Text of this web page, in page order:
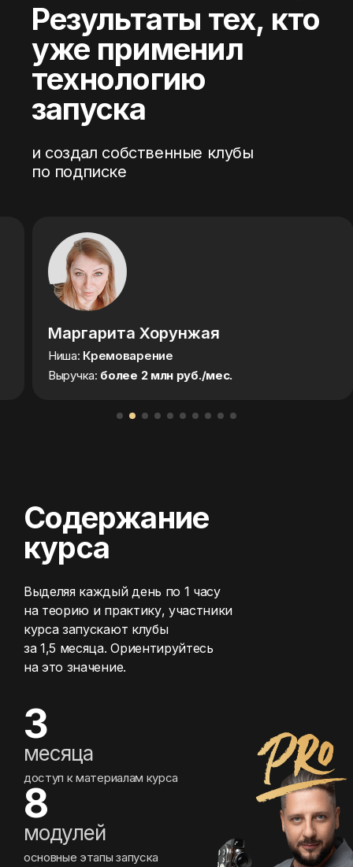
Результаты тех, кто
уже применил
технологию
запуска
и создал собственные клубы
по подписке
Хорунжая
Кремоварение
более 2 млн руб./мес.
Содержание
курса
Выделяя каждый день по 1 часу
на теорию и практику, участники
курса запускают клубы
за 1,5 месяца.Ориентируйтесь
на это значение.
3
месяца
доступ к материалам курса
8
модулей
основные этапы запуска